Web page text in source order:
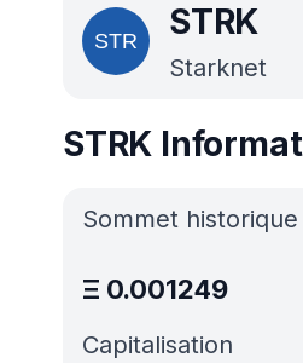
STRK
Starknet
STRK
Sommet historique
Ξ 0.001249
Capitalisation